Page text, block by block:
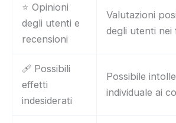
⭐ Opinioni
degli utenti e
recensioni
Valutazioni
degli utenti nei
🩹 Possibili
effetti
indesiderati
Possibile
individuale ai